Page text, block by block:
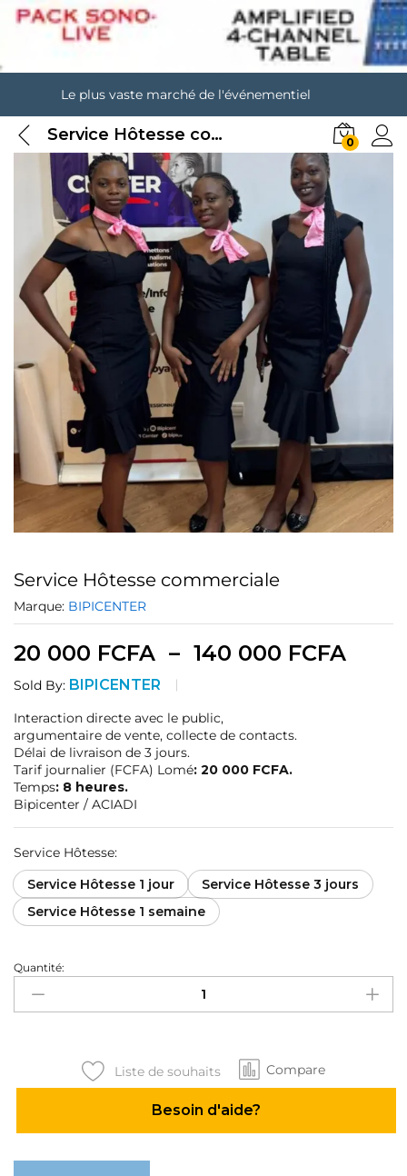
Le plus vaste marché de l'événementiel
Service Hôtesse commerciale 0
Service Hôtesse commerciale
Marque: BIPICENTER
20 000 FCFA – 140 000 FCFA
Sold By: BIPICENTER
Interaction directe avec le public,
argumentaire de vente, collecte de contacts.
Délai de livraison de 3 jours.
Tarif journalier (FCFA) Lomé: 20 000 FCFA.
Temps: 8 heures.
Bipicenter / ACIADI
Service Hôtesse:
Service Hôtesse 1 jour
Service Hôtesse 3 jours
Service Hôtesse 1 semaine
Service
Hôtesse
commerciale
Quantité:
Liste de souhaits Compare
Besoin d'aide?